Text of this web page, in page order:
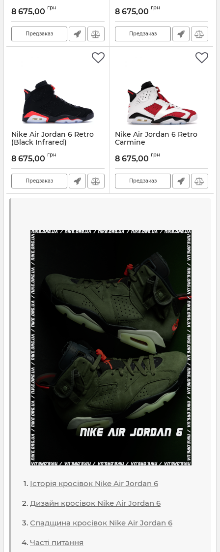
8 675,00 грн
Предзаказ
8 675,00 грн
Предзаказ
Nike Air Jordan 6 Retro
(Black Infrared)
8 675,00 грн
Предзаказ
Nike Air Jordan 6 Retro
Carmine
8 675,00 грн
Предзаказ
Історія кросівок Nike Air Jordan 6
Дизайн кросівок Nike Air Jordan 6
Спадщина кросівок Nike Air Jordan 6
Часті питання